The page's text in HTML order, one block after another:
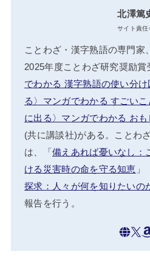
北澤篤
サイト責任
ことわざ・漢字熟語の専門家
2025年度ことわざ研究奨励賞
でわかる 漢字熟語の使い分け
る〉マンガでわかる すごい
に出る〉マンガでわかる お
(共に講談社)がある。ことわ
は、「備えあれば憂いなし：
ける災害時の命を守る知恵 」
探求：人々が何を知りたいの
報告を行う。